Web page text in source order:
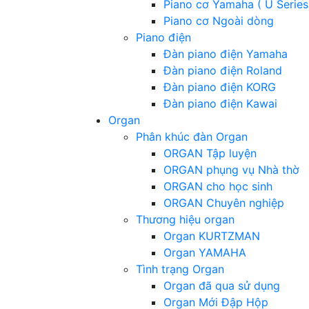
Piano cơ Yamaha ( U
Piano cơ Ngoài dòng
Piano điện
Đàn piano điện Yamaha
Đàn piano điện Roland
Đàn piano điện KORG
Đàn piano điện Kawai
Organ
Phân khúc đàn Organ
ORGAN Tập luyện
ORGAN phụng vụ Nhà thờ
ORGAN cho học sinh
ORGAN Chuyên nghiệp
Thương hiệu organ
Organ KURTZMAN
Organ YAMAHA
Tình trạng Organ
Organ đã qua sử dụng
Organ Mới Đập Hộp